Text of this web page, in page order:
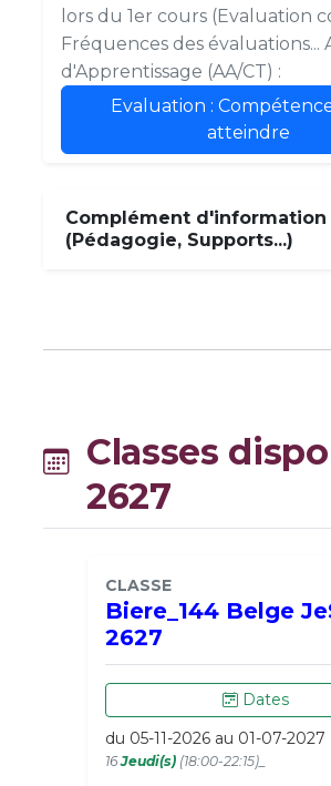
lors du 1er cours (Evaluation
Fréquences des évaluations...
d'Apprentissage (AA/CT) :
Evaluation :
atteindre
Complément d'information
(Pédagogie, Supports...)
Classes
2627
CLASSE
Biere_144 Belge
2627
Dates
du 05-11-2026 au 01-07-2027
16Jeudi(s) (18:00-22:15)_